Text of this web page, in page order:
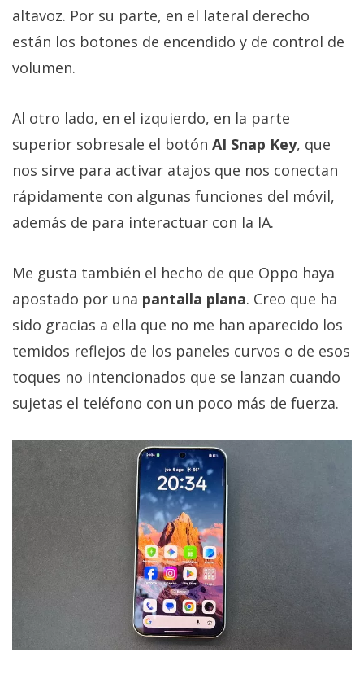
altavoz. Por su parte, en el lateral derecho
están los botones de encendido y de control de
volumen.
Al otro lado, en el izquierdo, en la parte
superior sobresale el botón AI Snap Key, que
nos sirve para activar atajos que nos conectan
rápidamente con algunas funciones del móvil,
además de para interactuar con la IA.
Me gusta también el hecho de que Oppo haya
apostado por una pantalla plana. Creo que ha
sido gracias a ella que no me han aparecido los
temidos reflejos de los paneles curvos o de esos
toques no intencionados que se lanzan cuando
sujetas el teléfono con un poco más de fuerza.